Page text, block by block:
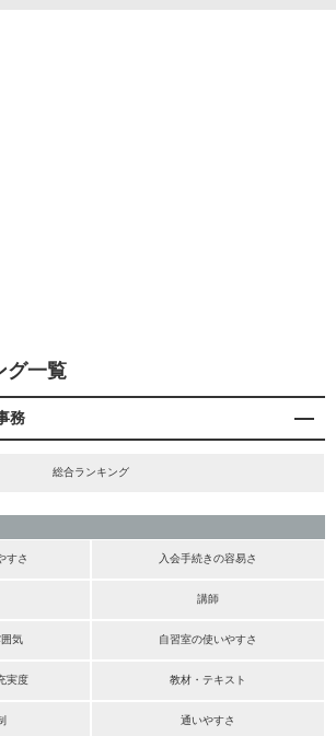
グ一覧
務
総合ランキング
すさ 入会手続きの容易さ
講師
気 自習室の使いやすさ
実度 教材・テキスト
通いやすさ